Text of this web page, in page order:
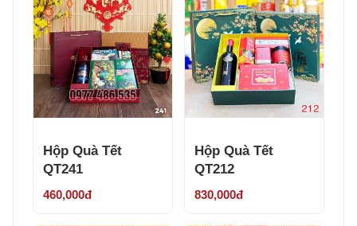
Hộp Quà Tết
QT241
460,000đ
Hộp Quà Tết
QT212
830,000đ